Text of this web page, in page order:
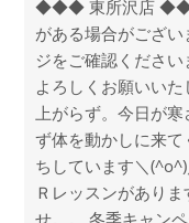
◆◆◆ 東所沢店
がある場合がござ
ジをご確認くださ
よろしくお願いい
上がらず。今日が
ず体を動かしに来
ちしています＼
Ｒレッスンがあり
せ。。 冬季キャン